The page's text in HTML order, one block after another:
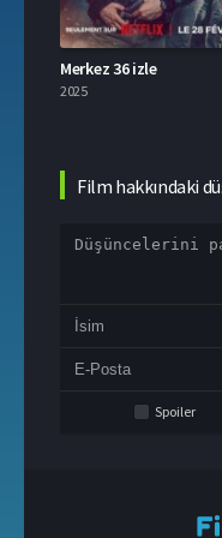
Merkez 36 izle
2025
Film hakkındaki
Spoiler